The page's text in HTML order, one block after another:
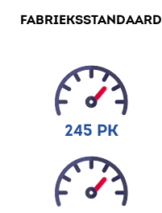
FABRIEKSSTANDAARD
245 PK